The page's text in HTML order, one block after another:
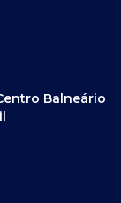
Balneário